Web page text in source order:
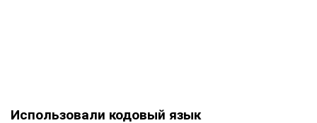
Использовали кодовый язык